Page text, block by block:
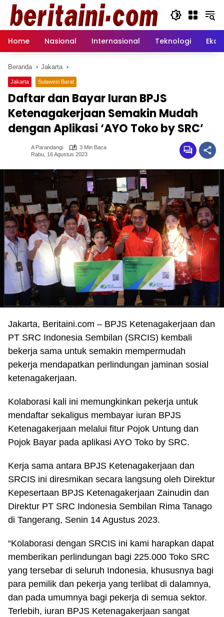
Langsung
konten
Home Nasional Internasional Teknologi
Beranda Jakarta
Jakarta Sulawesi Barat
Daftar dan Bayar Iuran BPJS
Ketenagakerjaan Semakin Mudah
dengan Aplikasi ‘AYO Toko by SRC’
A Parandangi
3 Min Baca
Rabu, 16 Agustus 2023
Jakarta, Beritaini.com – BPJS Ketenagakerjaan dan
PT SRC Indonesia Sembilan (SRCIS) kembali
bekerja sama untuk semakin mempermudah
pekerja mendapatkan perlindungan jaminan sosial
ketenagakerjaan.
Kolaborasi kali ini memungkinkan pekerja untuk
mendaftar sekaligus membayar iuran BPJS
Ketenagakerjaan melalui fitur Pojok Untung dan
Pojok Bayar pada aplikasi AYO Toko by SRC.
Kerja sama antara BPJS Ketenagakerjaan dan
SRCIS ini diresmikan secara langsung oleh Direktur
Kepesertaan BPJS Ketenagakerjaan Zainudin dan
Direktur PT SRC Indonesia Sembilan Rima Tanago
di Tangerang, Senin 14 Agustus 2023.
“Kolaborasi dengan SRCIS ini kami harapkan dapat
memberikan perlindungan bagi 225.000 Toko SRC
yang tersebar di seluruh Indonesia, khususnya bagi
para pemilik dan pekerja yang terlibat di dalamnya,
dan pada umumnya bagi pekerja di semua sektor.
Terlebih, iuran BPJS Ketenagakerjaan sangat